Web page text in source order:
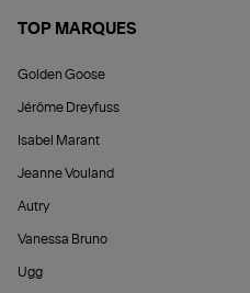
TOP MARQUES
Golden Goose
Jérôme Dreyfuss
Isabel Marant
Jeanne Vouland
Autry
Vanessa Bruno
Ugg